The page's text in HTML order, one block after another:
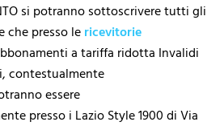
si potranno sottoscrivere tutti gli
che presso lericevitorie
a tariffa ridotta Invalidi
contestualmente
essere
presso i Lazio Style 1900 di Via